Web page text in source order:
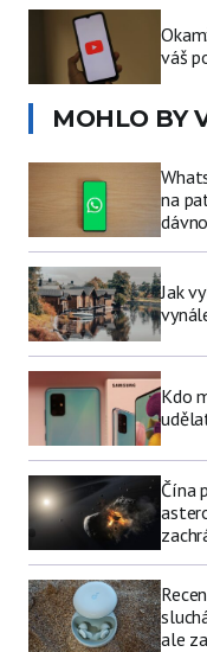
váš
MOHLO BY
na
dávno
Jak
Kdo
Čína
ale